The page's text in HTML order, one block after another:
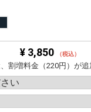
¥ 3,850 （税込）
割増料金（220円）が追